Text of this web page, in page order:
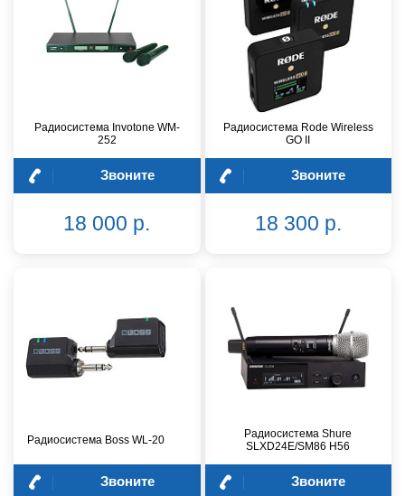
Радиосистема Invotone WM-
252
Звоните
18 000 р.
Радиосистема Rode Wireless
GO II
Звоните
18 300 р.
Радиосистема Boss WL-20
Звоните
Радиосистема Shure
SLXD24E/SM86 H56
Звоните